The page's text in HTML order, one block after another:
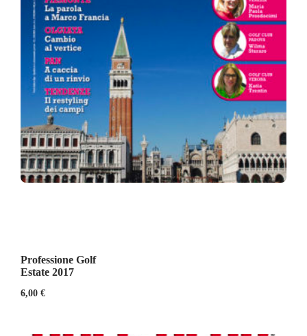
Professione Golf
Estate 2017
6,00 €